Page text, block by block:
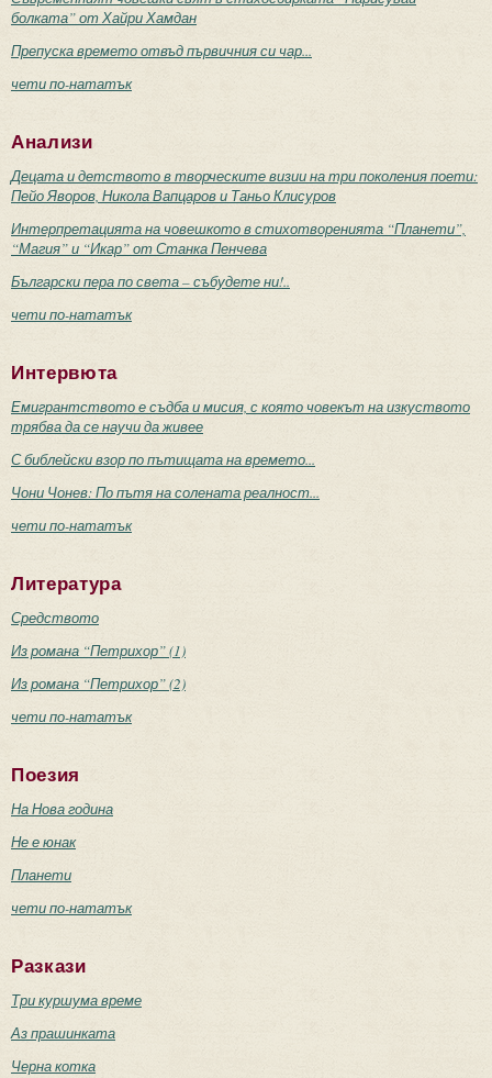
болката” от Хайри Хамдан
Препуска времето отвъд първичния си чар...
чети по-нататък
Анализи
Децата и детството в творческите визии на три поколения поети:
Пейо Яворов, Никола Вапцаров и Таньо Клисуров
Интерпретацията на човешкото в стихотворенията “Планети”,
“Магия” и “Икар” от Станка Пенчева
Български пера по света – събудете ни!..
чети по-нататък
Интервюта
Емигрантството е съдба и мисия, с която човекът на изкуството
трябва да се научи да живее
С библейски взор по пътищата на времето...
Чони Чонев: По пътя на солената реалност...
чети по-нататък
Литература
Средството
Из романа “Петрихор” (1)
Из романа “Петрихор” (2)
чети по-нататък
Поезия
На Нова година
Не е юнак
Планети
чети по-нататък
Разкази
Три куршума време
Аз прашинката
Черна котка